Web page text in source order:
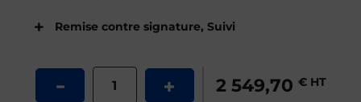
Remise contre signature, Suivi
2 549,70 € HT